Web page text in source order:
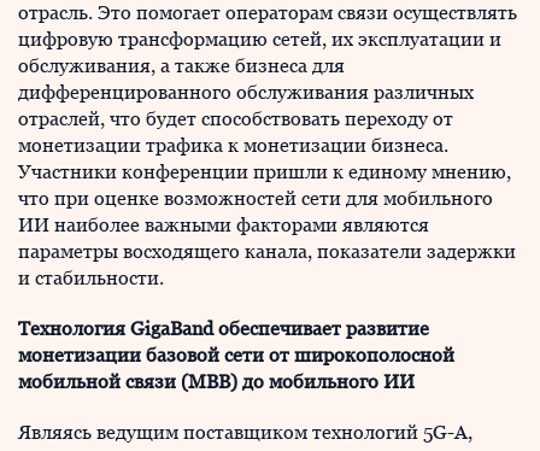
отрасль. Это помогает операторам связи осуществлять
цифровую трансформацию сетей, их эксплуатации и
обслуживания, а также бизнеса для
дифференцированного обслуживания различных
отраслей, что будет способствовать переходу от
монетизации трафика к монетизации бизнеса.
Участники конференции пришли к единому мнению,
что при оценке возможностей сети для мобильного
ИИ наиболее важными факторами являются
параметры восходящего канала, показатели задержки
и стабильности.
Технология GigaBand обеспечивает развитие
монетизации базовой сети от широкополосной
мобильной связи (MBB) до мобильного ИИ
Являясь ведущим поставщиком технологий 5G-A,